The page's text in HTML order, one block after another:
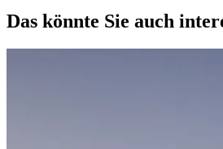
Das könnte Sie auch